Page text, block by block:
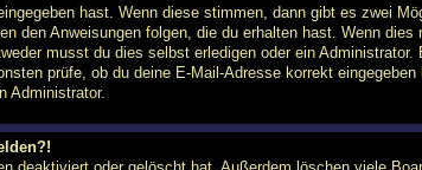
hast. Wenn diese stimmen, dann gibt es zwei
den Anweisungen folgen, die du erhalten hast. Wenn
musst du dies selbst erledigen oder ein
prüfe, ob du deine E-Mail-Adresse korrekt
Administrator.